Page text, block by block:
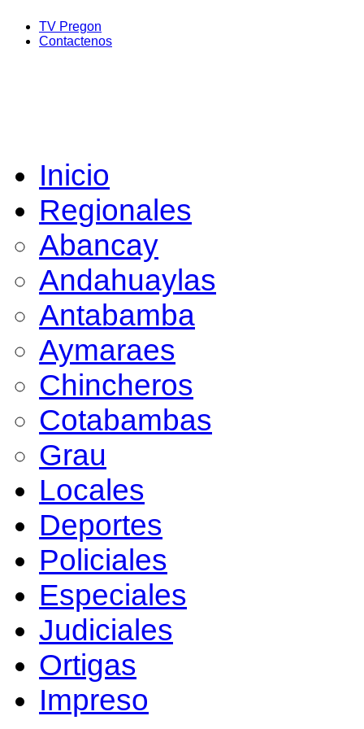
TV Pregon
Contactenos
Inicio
Regionales
Abancay
Andahuaylas
Antabamba
Aymaraes
Chincheros
Cotabambas
Grau
Locales
Deportes
Policiales
Especiales
Judiciales
Ortigas
Impreso